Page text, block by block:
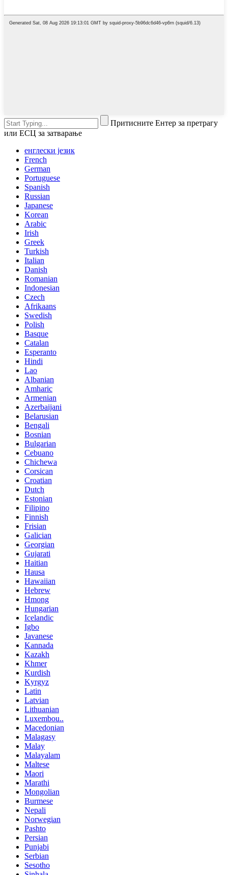
Притисните Ентер за претрагу
или ЕСЦ за затварање
енглески језик
French
German
Portuguese
Spanish
Russian
Japanese
Korean
Arabic
Irish
Greek
Turkish
Italian
Danish
Romanian
Indonesian
Czech
Afrikaans
Swedish
Polish
Basque
Catalan
Esperanto
Hindi
Lao
Albanian
Amharic
Armenian
Azerbaijani
Belarusian
Bengali
Bosnian
Bulgarian
Cebuano
Chichewa
Corsican
Croatian
Dutch
Estonian
Filipino
Finnish
Frisian
Galician
Georgian
Gujarati
Haitian
Hausa
Hawaiian
Hebrew
Hmong
Hungarian
Icelandic
Igbo
Javanese
Kannada
Kazakh
Khmer
Kurdish
Kyrgyz
Latin
Latvian
Lithuanian
Luxembou..
Macedonian
Malagasy
Malay
Malayalam
Maltese
Maori
Marathi
Mongolian
Burmese
Nepali
Norwegian
Pashto
Persian
Punjabi
Serbian
Sesotho